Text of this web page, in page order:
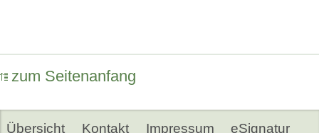
zum Seitenanfang
Übersicht Kontakt Impressum eSignatur